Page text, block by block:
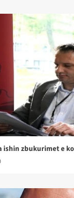
ishin zbukurimet e